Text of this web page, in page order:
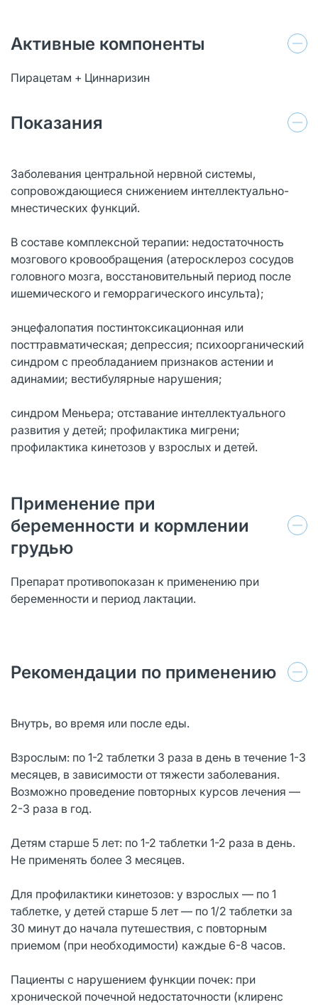
Активные компоненты
Пирацетам + Циннаризин
Показания
Заболевания центральной нервной системы,
сопровождающиеся снижением интеллектуально-
мнестических функций.
В составе комплексной терапии: недостаточность
мозгового кровообращения (атеросклероз сосудов
головного мозга, восстановительный период после
ишемического и геморрагического инсульта);
энцефалопатия постинтоксикационная или
посттравматическая; депрессия; психоорганический
синдром с преобладанием признаков астении и
адинамии; вестибулярные нарушения;
синдром Меньера; отставание интеллектуального
развития у детей; профилактика мигрени;
профилактика кинетозов у взрослых и детей.
Применение при
беременности и кормлении
грудью
Препарат противопоказан к применению при
беременности и период лактации.
Рекомендации по применению
Внутрь, во время или после еды.
Взрослым: по 1-2 таблетки 3 раза в день в течение 1-3
месяцев, в зависимости от тяжести заболевания.
Возможно проведение повторных курсов лечения —
2-3 раза в год.
Детям старше 5 лет: по 1-2 таблетки 1-2 раза в день.
Не применять более 3 месяцев.
Для профилактики кинетозов: у взрослых — по 1
таблетке, у детей старше 5 лет — по 1/2 таблетки за
30 минут до начала путешествия, с повторным
приемом (при необходимости) каждые 6-8 часов.
Пациенты с нарушением функции почек: при
хронической почечной недостаточности (клиренс